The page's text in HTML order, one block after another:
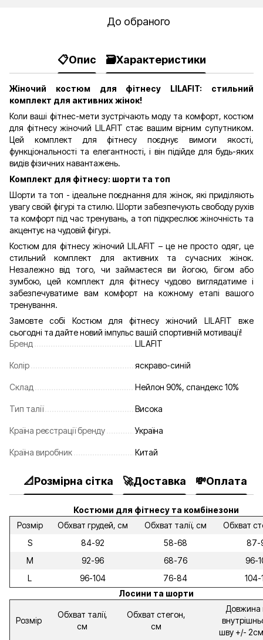
До обраного
📋Опис 🗃️Характеристики
Жіночий костюм для фітнесу LILAFIT: стильний
комплект для активних жінок!
Коли ваші фітнес-мети зустрічають моду та комфорт, костюм
для фітнесу жіночий LILAFIT стає вашим вірним супутником.
Цей комплект для фітнесу поєднує вимоги якості,
функціональності та елегантності, і він підійде для будь-яких
видів фізичних навантажень.
Комплект для фітнесу: шорти та топ
Шорти та топ - ідеальне поєднання для жінок, які приділяють
увагу своїй фігурі та стилю. Шорти забезпечують свободу рухів
та комфорт під час тренувань, а топ підкреслює жіночність та
акцентує на чудовій фігурі.
Костюм для фітнесу жіночий LILAFIT – це не просто одяг, це
стильний комплект для активних та сучасних жінок.
Незалежно від того, чи займаєтеся ви йогою, бігом або
зумбою, цей комплект для фітнесу чудово виглядатиме і
забезпечуватиме вам комфорт на кожному етапі вашого
тренування.
Замовте собі Костюм для фітнесу жіночий LILAFIT вже
сьогодні та дайте новий імпульс вашій спортивній мотивації!
Бренд
LILAFIT
Колір яскраво-синій
Склад Нейлон 90%, спандекс 10%
Тип талії Висока
Країна реєстрації бренду Україна
Країна виробник Китай
📐Розмірна сітка 🚀Доставка 💸Оплата
Костюми для фітнесу та комбінезони
Розмір
Обхват грудей, см Обхват талії, см
Обхват
S
84-92 58-68
87-
M
92-96 68-76
96-
L
96-104 76-84
104-
Лосини та шорти
Розмір
Обхват талії,
см
Обхват стегон,
см
Довжина
шву +/-